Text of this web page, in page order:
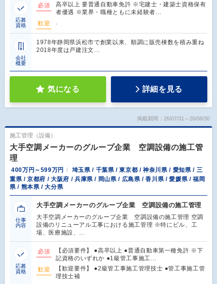
応募
資格
必須
高卒以上 要普通自動車免許 ※宅建士・建築士資格保有
者優遇 ※業界・職種ともに未経験者…
歓迎
.
会社
概要
1978年静岡県浜松市で創業以来、順調に販売棟数を積み重ね
2018年度は戸建注文…
気になる 詳細を見る
掲載期間：26/07/31～26/08/30
施工管理（設備）
大手空調メーカーのグループ企業 空調設備の施工管
理
400万円～599万円
埼玉県 / 千葉県 / 東京都 / 神奈川県 / 愛知県 / 三
重県 / 京都府 / 大阪府 / 兵庫県 / 岡山県 / 広島県 / 香川県 / 愛媛県 / 福岡
県 / 熊本県 / 大分県
仕事
内容
大手空調メーカーのグループ企業 空調設備の施工管理
大手空調メーカーのグループ企業 空調設備の施工管理 空調
設備のリニューアル工事における施工管理 ※特にビル、工
場、医療施設、…
応募
資格
必須
【必須要件】 ●高卒以上 ●普通自動車第一種免許 ※下
記資格のいずれか ●1級管工事施工…
歓迎
【歓迎要件】 ●2級管工事施工管理技士 ●管工事施工管
理技士補